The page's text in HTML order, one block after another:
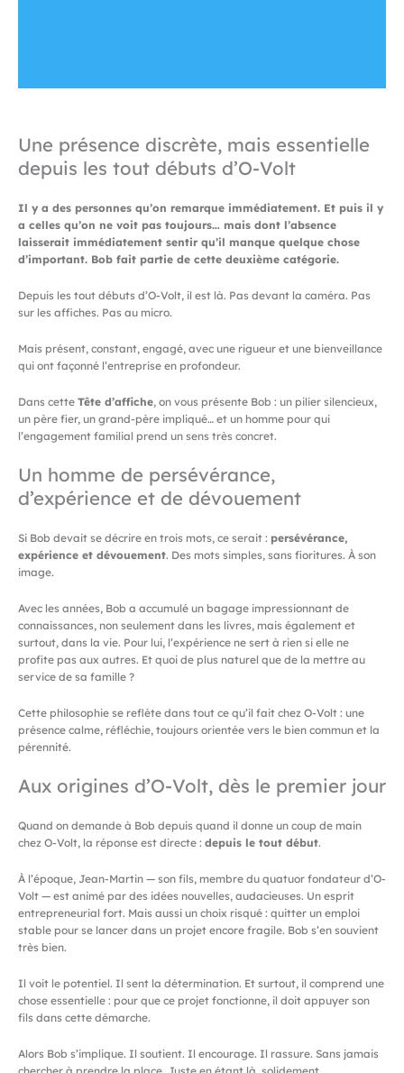
Une présence discrète, mais essentielle
depuis les tout débuts d’O-Volt
Il y a des personnes qu’on remarque immédiatement. Et puis il y
a celles qu’on ne voit pas toujours… mais dont l’absence
laisserait immédiatement sentir qu’il manque quelque chose
d’important. Bob fait partie de cette deuxième catégorie.
Depuis les tout débuts d’O-Volt, il est là. Pas devant la caméra. Pas
sur les affiches. Pas au micro.
Mais présent, constant, engagé, avec une rigueur et une bienveillance
qui ont façonné l’entreprise en profondeur.
Dans cette Tête d’affiche, on vous présente Bob : un pilier silencieux,
un père fier, un grand-père impliqué… et un homme pour qui
l’engagement familial prend un sens très concret.
Un homme de persévérance,
d’expérience et de dévouement
Si Bob devait se décrire en trois mots, ce serait : persévérance,
expérience et dévouement. Des mots simples, sans fioritures. À son
image.
Avec les années, Bob a accumulé un bagage impressionnant de
connaissances, non seulement dans les livres, mais également et
surtout, dans la vie. Pour lui, l’expérience ne sert à rien si elle ne
profite pas aux autres. Et quoi de plus naturel que de la mettre au
service de sa famille ?
Cette philosophie se reflète dans tout ce qu’il fait chez O-Volt : une
présence calme, réfléchie, toujours orientée vers le bien commun et la
pérennité.
Aux origines d’O-Volt, dès le premier jour
Quand on demande à Bob depuis quand il donne un coup de main
chez O-Volt, la réponse est directe : depuis le tout début.
À l’époque, Jean-Martin — son fils, membre du quatuor fondateur d’O-
Volt — est animé par des idées nouvelles, audacieuses. Un esprit
entrepreneurial fort. Mais aussi un choix risqué : quitter un emploi
stable pour se lancer dans un projet encore fragile. Bob s’en souvient
très bien.
Il voit le potentiel. Il sent la détermination. Et surtout, il comprend une
chose essentielle : pour que ce projet fonctionne, il doit appuyer son
fils dans cette démarche.
Alors Bob s’implique. Il soutient. Il encourage. Il rassure. Sans jamais